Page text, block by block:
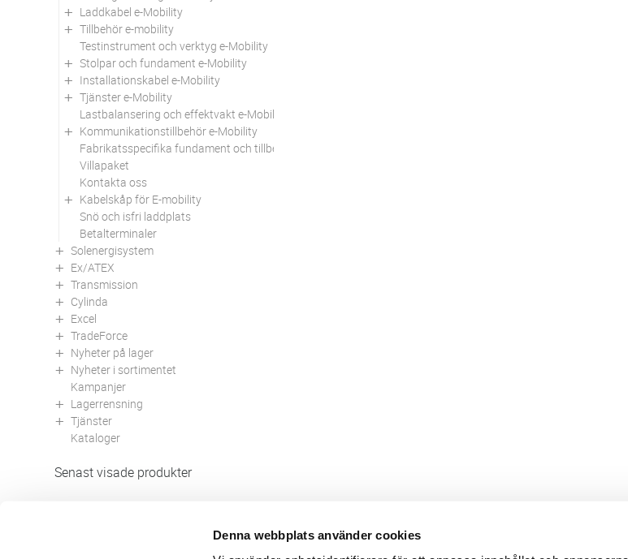
Denna webbplats använder cookies
Laddkabel e-Mobility
Tillbehör e-mobility
Testinstrument och verktyg e-Mobility
Stolpar och fundament e-Mobility
Installationskabel e-Mobility
Tjänster e-Mobility
Lastbalansering och effektvakt e-Mobility
Kommunikationstillbehör e-Mobility
Fabrikatsspecifika fundament och tillbehör e-Mobility
Villapaket
Kontakta oss
Kabelskåp för E-mobility
Snö och isfri laddplats
Betalterminaler
Solenergisystem
Ex/ATEX
Transmission
Cylinda
Excel
TradeForce
Nyheter på lager
Nyheter i sortimentet
Kampanjer
Lagerrensning
Tjänster
Kataloger
Senast visade produkter